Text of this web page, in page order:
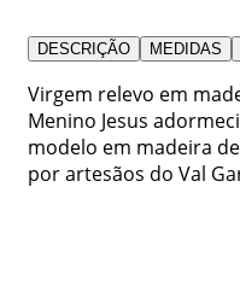
DESCRIÇÃO MEDIDAS
Virgem relevo em
Menino Jesus
modelo em madeira
por artesãos do Val